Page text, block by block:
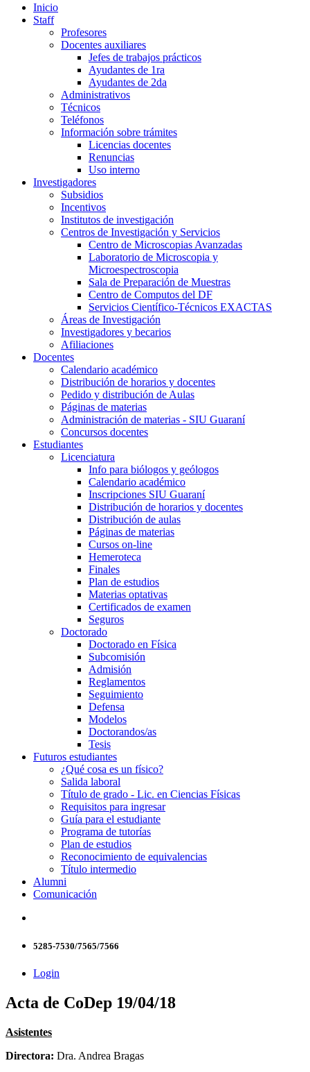
Inicio
Staff
Profesores
Docentes auxiliares
Jefes de trabajos prácticos
Ayudantes de 1ra
Ayudantes de 2da
Administrativos
Técnicos
Teléfonos
Información sobre trámites
Licencias docentes
Renuncias
Uso interno
Investigadores
Subsidios
Incentivos
Institutos de investigación
Centros de Investigación y Servicios
Centro de Microscopias Avanzadas
Laboratorio de Microscopia y
Microespectroscopia
Sala de Preparación de Muestras
Centro de Computos del DF
Servicios Científico-Técnicos EXACTAS
Áreas de Investigación
Investigadores y becarios
Afiliaciones
Docentes
Calendario académico
Distribución de horarios y docentes
Pedido y distribución de Aulas
Páginas de materias
Administración de materias - SIU Guaraní
Concursos docentes
Estudiantes
Licenciatura
Info para biólogos y geólogos
Calendario académico
Inscripciones SIU Guaraní
Distribución de horarios y docentes
Distribución de aulas
Páginas de materias
Cursos on-line
Hemeroteca
Finales
Plan de estudios
Materias optativas
Certificados de examen
Seguros
Doctorado
Doctorado en Física
Subcomisión
Admisión
Reglamentos
Seguimiento
Defensa
Modelos
Doctorandos/as
Tesis
Futuros estudiantes
¿Qué cosa es un físico?
Salida laboral
Título de grado - Lic. en Ciencias Físicas
Requisitos para ingresar
Guía para el estudiante
Programa de tutorías
Plan de estudios
Reconocimiento de equivalencias
Título intermedio
Alumni
Comunicación
5285-7530/7565/7566
Login
Acta de CoDep 19/04/18
Asistentes
Directora: Dra. Andrea Bragas